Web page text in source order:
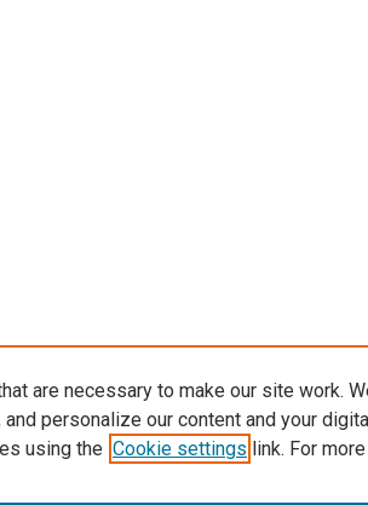
are necessary to make our site work.
personalize our content and your
using the Cookie settings link. For